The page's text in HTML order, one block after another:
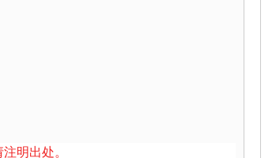
明出处。